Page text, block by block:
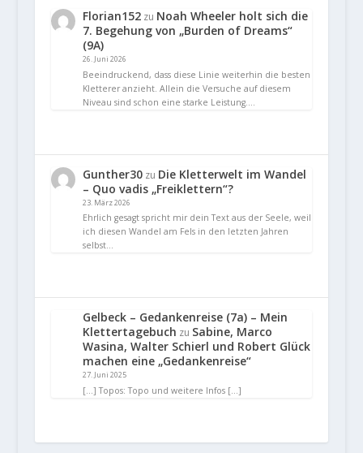
Florian152zu Noah Wheeler holt sich die
7. Begehung von „Burden of Dreams“
(9A)
26. Juni 2026
Beeindruckend, dass diese Linie weiterhin die besten
Kletterer anzieht. Allein die Versuche auf diesem
Niveau sind schon eine starke Leistung.…
Gunther30zu Die Kletterwelt im Wandel
– Quo vadis „Freiklettern“?
23. März 2026
Ehrlich gesagt spricht mir dein Text aus der Seele, weil
ich diesen Wandel am Fels in den letzten Jahren
selbst…
Gelbeck – Gedankenreise (7a) – Mein
Klettertagebuch zu Sabine, Marco
Wasina, Walter Schierl und Robert Glück
machen eine „Gedankenreise“
27. Juni 2025
[…] Topos: Topo und weitere Infos […]